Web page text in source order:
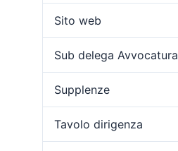
Sito web
Sub delega Avvocatura
Supplenze
Tavolo dirigenza